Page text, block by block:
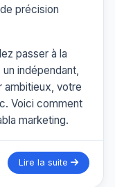
précision
passer à la
indépendant,
ambitieux, votre
Voici comment
marketing.
Lire la suite